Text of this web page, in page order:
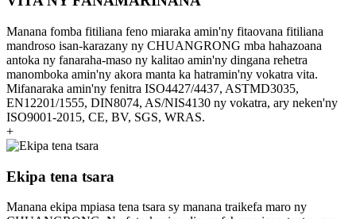
Manana fomba fitiliana feno miaraka amin'ny fitaovana fitiliana
mandroso isan-karazany ny CHUANGRONG mba hahazoana
antoka ny fanaraha-maso ny kalitao amin'ny dingana rehetra
manomboka amin'ny akora manta ka hatramin'ny vokatra vita.
Mifanaraka amin'ny fenitra ISO4427/4437, ASTMD3035,
EN12201/1555, DIN8074, AS/NIS4130 ny vokatra, ary neken'ny
ISO9001-2015, CE, BV, SGS, WRAS.
+
Ekipa tena tsara
Manana ekipa mpiasa tena tsara sy manana traikefa maro ny